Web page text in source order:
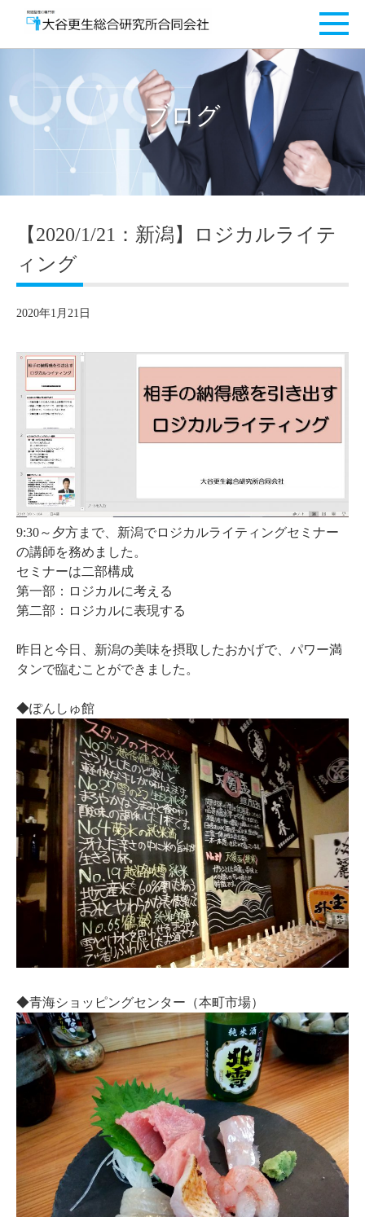
ブログ
【2020/1/21：新潟】ロジカルライテ
ィング
2020年1月21日
9:30～夕方まで、新潟でロジカルライティングセミナー
の講師を務めました。
セミナーは二部構成
第一部：ロジカルに考える
第二部：ロジカルに表現する
昨日と今日、新潟の美味を摂取したおかげで、パワー満
タンで臨むことができました。
◆ぽんしゅ館
◆青海ショッピングセンター（本町市場）